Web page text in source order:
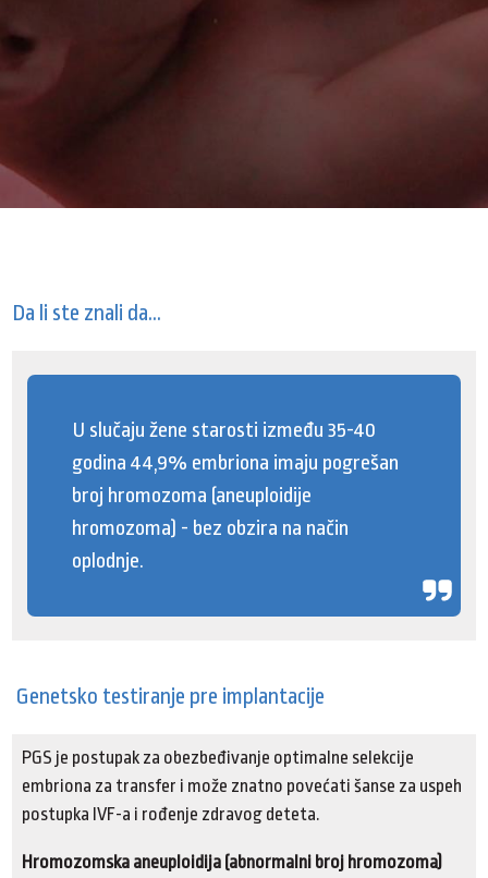
Da li ste znali da...
U slučaju žene starosti između 35-40
godina 44,9% embriona imaju pogrešan
broj hromozoma (aneuploidije
hromozoma) - bez obzira na način
oplodnje.
Genetsko testiranje pre implantacije
PGS je postupak za obezbeđivanje optimalne selekcije
embriona za transfer i može znatno povećati šanse za uspeh
postupka IVF-a i rođenje zdravog deteta.
Hromozomska aneuploidija (abnormalni broj hromozoma)